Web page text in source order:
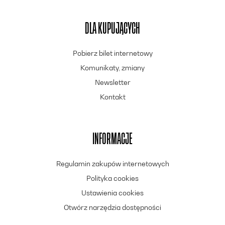
DLA KUPUJĄCYCH
Pobierz bilet internetowy
Komunikaty, zmiany
Newsletter
Kontakt
INFORMACJE
Regulamin zakupów internetowych
Polityka cookies
Ustawienia cookies
Otwórz narzędzia dostępności